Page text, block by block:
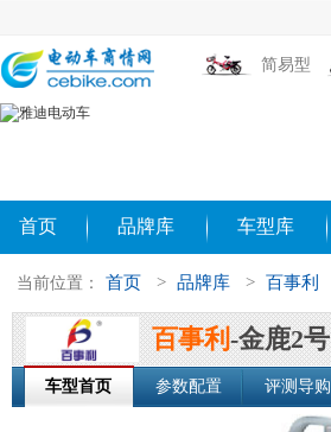
简易型
首页 品牌库 车型库
当前位置： 首页 > 品牌库 > 百事利
百事利-金鹿2号
车型首页 参数配置 评测导购